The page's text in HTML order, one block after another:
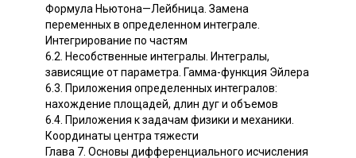
Формула Ньютона—Лейбница. Замена
переменных в определенном интеграле.
Интегрирование по частям
6.2. Несобственные интегралы. Интегралы,
зависящие от параметра. Гамма-функция Эйлера
6.3. Приложения определенных интегралов:
нахождение площадей, длин дуг и объемов
6.4. Приложения к задачам физики и механики.
Координаты центра тяжести
Глава 7. Основы дифференциального исчисления